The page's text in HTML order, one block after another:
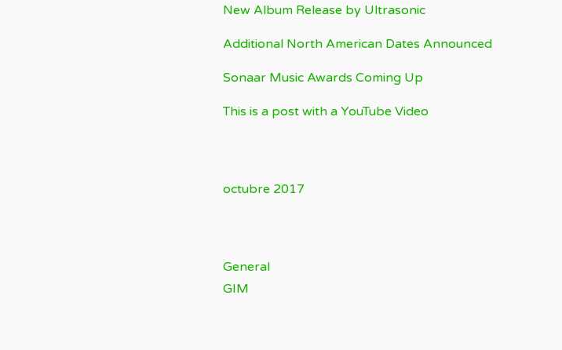
New Album Release by Ultrasonic
Additional North American Dates Announced
Sonaar Music Awards Coming Up
This is a post with a YouTube Video
octubre 2017
General
GIM